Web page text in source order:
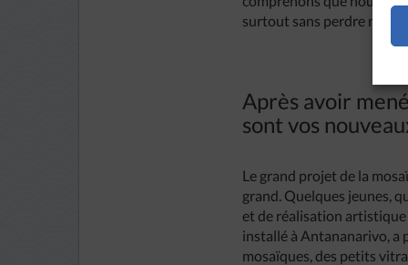
surtout sans perdre
Après avoir
sont vos
Le grand projet de la
grand. Quelques jeunes,
et de réalisation artistique
installé à Antananarivo, a
mosaïques, des petits